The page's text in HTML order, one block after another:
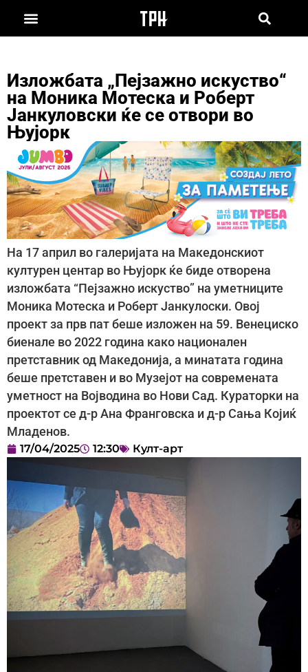
Изложбата „Пејзажно искуство“
на Моника Мотеска и Роберт
Јанкуловски ќе се отвори во
Њујорк
На 17 април во галеријата на Македонскиот
културен центар во Њујорк ќе биде отворена
изложбата “Пејзажно искуство” на уметниците
Моника Мотеска и Роберт Јанкулоски. Овој
проект за прв пат беше изложен на 59. Венециско
биенале во 2022 година како национален
претставник од Македонија, а минатата година
беше претставен и во Музејот на современата
уметност на Војводина во Нови Сад. Кураторки на
проектот се д-р Ана Франговска и д-р Сања Којиќ
Младенов.
17/04/2025 12:30 Култ-арт